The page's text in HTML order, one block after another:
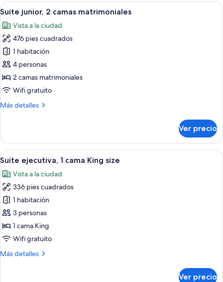
cama
size
Abrir
todas
las
fotos
de
Suite
junior,
2
matrimoniales
Habitación de hotel con dos camas,
3
Suite junior, 2 camas matrimoniales
Vista a la ciudad
476 pies cuadrados
1 habitación
4 personas
2 camas matrimoniales
Wifi gratuito
Más detalles
Más
junior,
camas
matrimoniales
Ver precio
Abrir
todas
las
fotos
de
Suite
ejecutiva,
1
King
Una habitación de hotel moderna
6
Suite ejecutiva, 1 cama King size
Vista a la ciudad
336 pies cuadrados
1 habitación
3 personas
1 cama King
Wifi gratuito
Más detalles
Más
Ver precio